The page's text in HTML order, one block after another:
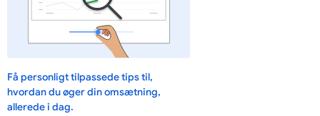
Få personligt tilpassede tips til,
hvordan du øger din omsætning,
allerede i dag.